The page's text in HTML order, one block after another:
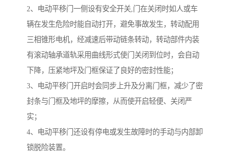
2、电动平移门一侧设有安全开关,门在关闭时如人或车
辆在发生危险时能自动打开，避免事故发生，转动配用
三相锥形电机，经减速后带动链条转动，转动部件内装
有滚动轴承道轨采用曲线形式使门关闭到位时，会自动
下降，压紧地坪及门框保证了良好的密封性能；
3、电动平移门开启时会同步上升及分离门框，减少了密
封条与门框及地坪的摩擦，从而使开启轻便、关闭严
实；
4、电动平移门还设有停电或发生故障时的手动与内部卸
锁脱险装置。